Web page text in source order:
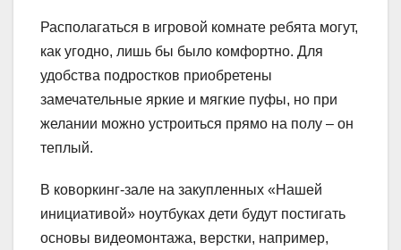
Располагаться в игровой комнате ребята могут,
как угодно, лишь бы было комфортно. Для
удобства подростков приобретены
замечательные яркие и мягкие пуфы, но при
желании можно устроиться прямо на полу – он
теплый.
В коворкинг-зале на закупленных «Нашей
инициативой» ноутбуках дети будут постигать
основы видеомонтажа, верстки, например,